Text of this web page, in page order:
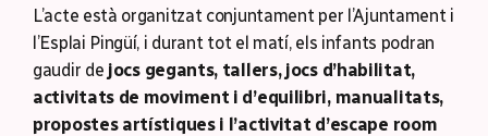
L’acte està organitzat conjuntament per l’Ajuntament i
l’Esplai Pingüí, i durant tot el matí, els infants podran
gaudir de jocs gegants, tallers, jocs d’habilitat,
activitats de moviment i d’equilibri, manualitats,
propostes artístiques i l’activitat d’escape room